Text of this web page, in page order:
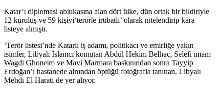
Katar’ı diplomasi ablukasına alan dört ülke, dün ortak bir bildiriyle
12 kuruluş ve 59 kişiyi‘terörle irtibatlı’ olarak nitelendirip kara
listeye almıştı.
‘Terör listesi’nde Katarlı iş adamı, politikacı ve emirliğe yakın
isimler, Libyalı İslamcı komutan Abdül Hekim Belhac, Selefi imam
Wagdi Ghoneim ve Mavi Marmara baskınından sonra Tayyip
Erdoğan’ı hastanede alnından öptüğü fotoğrafla tanınan, Libyalı
Mehdi El Harati de yer alıyor.